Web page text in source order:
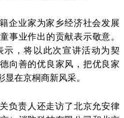
企业家为家乡经济社会发展
事业作出的贡献表示敬意。
，将以此次宣讲活动为契
向善的优良家风，把优良家
在京桐商新风采。
负责人还走访了北京允安律